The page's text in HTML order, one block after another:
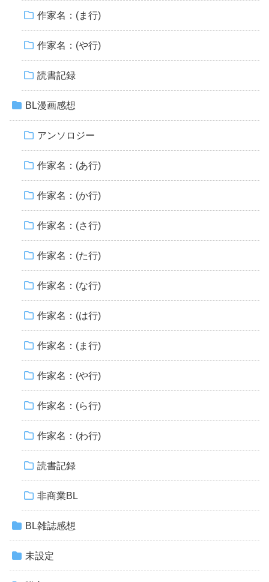
作家名：(ま行)
作家名：(や行)
読書記録
BL漫画感想
アンソロジー
作家名：(あ行)
作家名：(か行)
作家名：(さ行)
作家名：(た行)
作家名：(な行)
作家名：(は行)
作家名：(ま行)
作家名：(や行)
作家名：(ら行)
作家名：(わ行)
読書記録
非商業BL
BL雑誌感想
未設定